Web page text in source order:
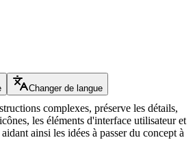
Changer de langue
complexes, préserve les détails,
les éléments d'interface utilisateur et
ainsi les idées à passer du concept à